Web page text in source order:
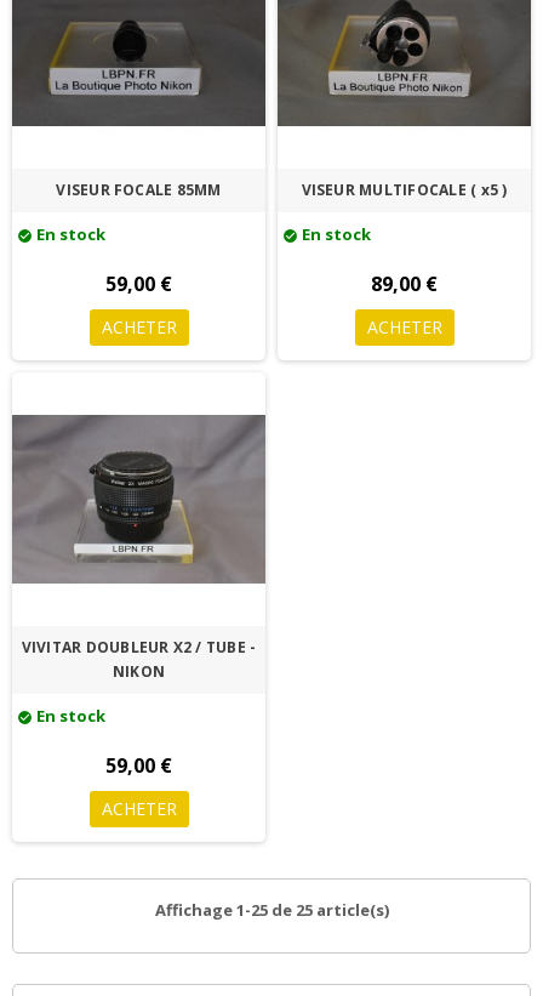
VISEUR FOCALE 85MM
check_circle En stock
59,00 €
ACHETER
VISEUR MULTIFOCALE ( x5 )
check_circle En stock
89,00 €
ACHETER
VIVITAR DOUBLEUR X2 / TUBE -
NIKON
check_circle En stock
59,00 €
ACHETER
Affichage 1-25 de 25 article(s)